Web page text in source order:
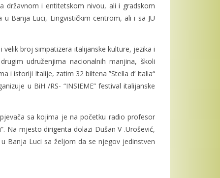
državnom i entitetskom nivou, ali i gradskom
Banja Luci, Lingvističkim centrom, ali i sa JU
broj simpatizera italijanske kulture, jezika i
udruženjima nacionalnih manjina, školi
i istoriji Italije, zatim 32 biltena ”Stella d’ Italia“
u BiH /RS- “INSIEME” festival italijanske
sa kojima je na početku radio profesor
Na mjesto dirigenta dolazi Dušan V .Urošević,
Banja Luci sa željom da se njegov jedinstven